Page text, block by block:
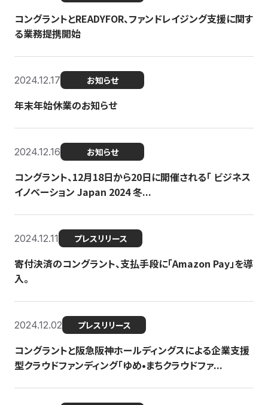
コングラントとREADYFOR、ファンドレイジング支援に関す
る業務提携開始
2024.12.17 お知らせ
年末年始休業のお知らせ
2024.12.16 お知らせ
コングラント、12月18日から20日に開催される「 ビジネス
イノベーション Japan 2024 冬...
2024.12.11 プレスリリース
寄付決済のコングラント、支払手段に「Amazon Pay」を導
入。
2024.12.02 プレスリリース
コングラントと阪急阪神ホールディングスによる企業支援
型クラウドファンディング「ゆめ•まちクラウドファ...